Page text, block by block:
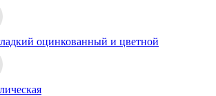
оцинкованный и цветной